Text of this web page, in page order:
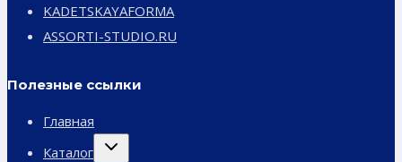
KADETSKAYAFORMA
ASSORTI-STUDIO.RU
Полезные ссылки
Главная
Каталог
Переключить